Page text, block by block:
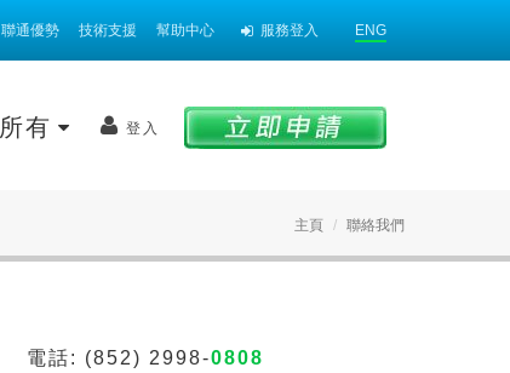
聯通優勢 技術支援 幫助中心 服務登入 ENG
所有 登入
主頁 聯絡我們
電話: (852) 2998-0808